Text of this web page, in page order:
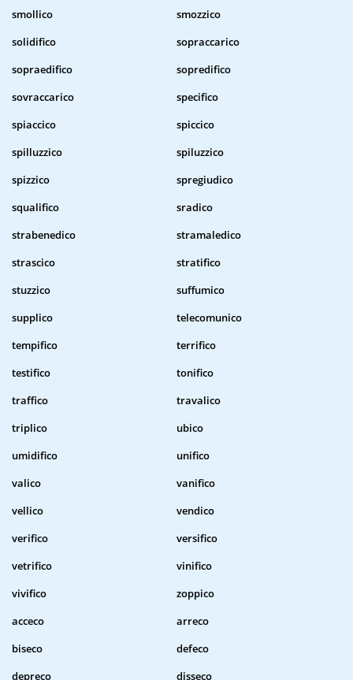
smollico
smozzico
solidifico
sopraccarico
sopraedifico
sopredifico
sovraccarico
specifico
spiaccico
spiccico
spilluzzico
spiluzzico
spizzico
spregiudico
squalifico
sradico
strabenedico
stramaledico
strascico
stratifico
stuzzico
suffumico
supplico
telecomunico
tempifico
terrifico
testifico
tonifico
traffico
travalico
triplico
ubico
umidifico
unifico
valico
vanifico
vellico
vendico
verifico
versifico
vetrifico
vinifico
vivifico
zoppico
acceco
arreco
biseco
defeco
depreco
disseco